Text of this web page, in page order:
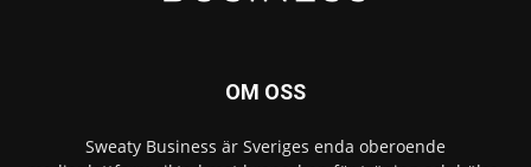
OM OSS
Sweaty Business är Sveriges enda oberoende